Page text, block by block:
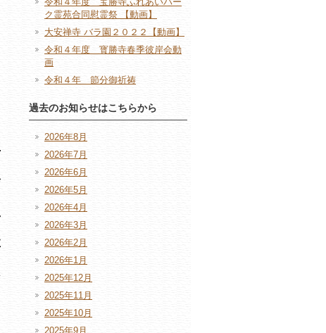
ク霊苑合同慰霊祭 【動画】
大安禅寺 バラ園２０２２【動画】
令和４年度 寳勝寺春季彼岸会動
画
令和４年 節分御祈祷
過去のお知らせはこちらから
2026年8月
2026年7月
2026年6月
2026年5月
2026年4月
2026年3月
2026年2月
2026年1月
2025年12月
2025年11月
2025年10月
2025年9月